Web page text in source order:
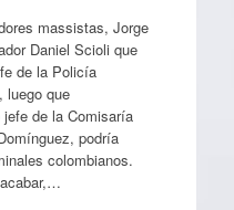
massistas, Jorge
Daniel Scioli que
de la Policía
luego que
de la Comisaría
podría
colombianos.